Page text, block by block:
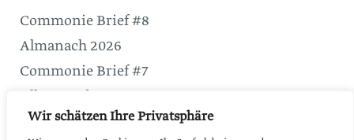
Wir schätzen Ihre Privatsphäre
Commonie Brief #8
Almanach 2026
Commonie Brief #7
Alle Ausgaben